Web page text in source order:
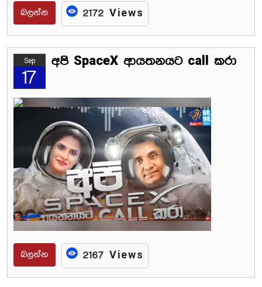
බලන්න 2172 Views
Sep
17
අපි SpaceX ආයතනයට call කරා
බලන්න 2167 Views